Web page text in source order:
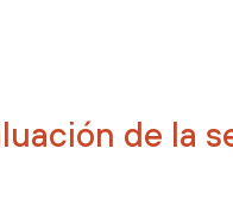
de la